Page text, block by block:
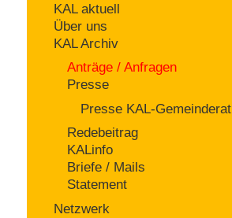
KAL aktuell
Über uns
KAL Archiv
Anträge / Anfragen
Presse
Presse KAL-Gemeinderat
Redebeitrag
KALinfo
Briefe / Mails
Statement
Netzwerk